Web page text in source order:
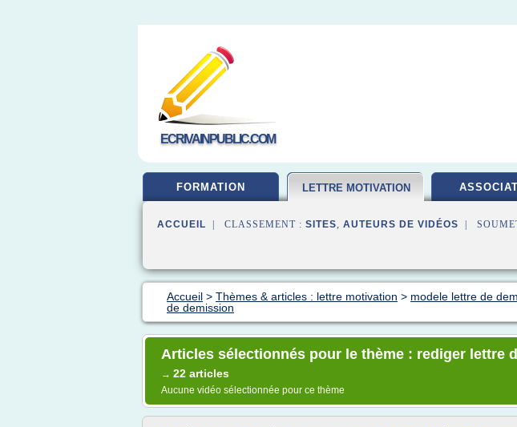
ECRIVAINPUBLIC.COM
FORMATION LETTRE MOTIVATION
ACCUEIL | CLASSEMENT : SITES, AUTEURS DE VIDÉOS |
Accueil > Thèmes & articles : lettre motivation > modele lettre de
de demission
Articles sélectionnés pour le thème : rediger lettre
→ 22 articles
Aucune vidéo sélectionnée pour ce thème